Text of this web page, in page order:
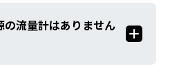
流量計はありません